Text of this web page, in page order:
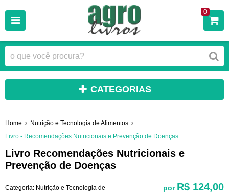
0
CATEGORIAS
Home
Nutrição e Tecnologia de Alimentos
Livro - Recomendações Nutricionais e Prevenção de Doenças
Livro Recomendações Nutricionais e
Prevenção de Doenças
Categoria: Nutrição e Tecnologia de
por R$ 124,00